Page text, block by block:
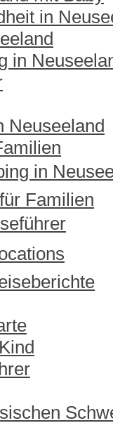
in
in
Neuseeland
in
Familien